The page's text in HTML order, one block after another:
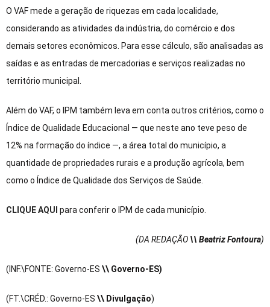
O VAF mede a geração de riquezas em cada localidade,
considerando as atividades da indústria, do comércio e dos
demais setores econômicos. Para esse cálculo, são analisadas as
saídas e as entradas de mercadorias e serviços realizadas no
território municipal.
Além do VAF, o IPM também leva em conta outros critérios, como o
Índice de Qualidade Educacional — que neste ano teve peso de
12% na formação do índice —, a área total do município, a
quantidade de propriedades rurais e a produção agrícola, bem
como o Índice de Qualidade dos Serviços de Saúde.
CLIQUE AQUI para conferir o IPM de cada município.
(DA REDAÇÃO \\ Beatriz Fontoura)
(INF.\FONTE: Governo-ES \\ Governo-ES)
(FT.\CRÉD.: Governo-ES \\ Divulgação)